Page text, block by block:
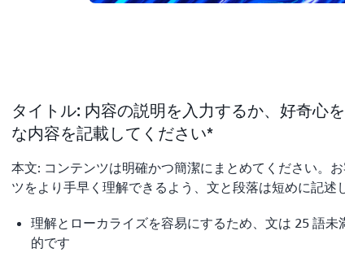
タイトル: 内容の説明を入力するか、好奇心
な内容を記載してください*
本文: コンテンツは明確かつ簡潔にまとめてください。
ツをより手早く理解できるよう、文と段落は短めに記述
理解とローカライズを容易にするため、文は 25 語未
的です